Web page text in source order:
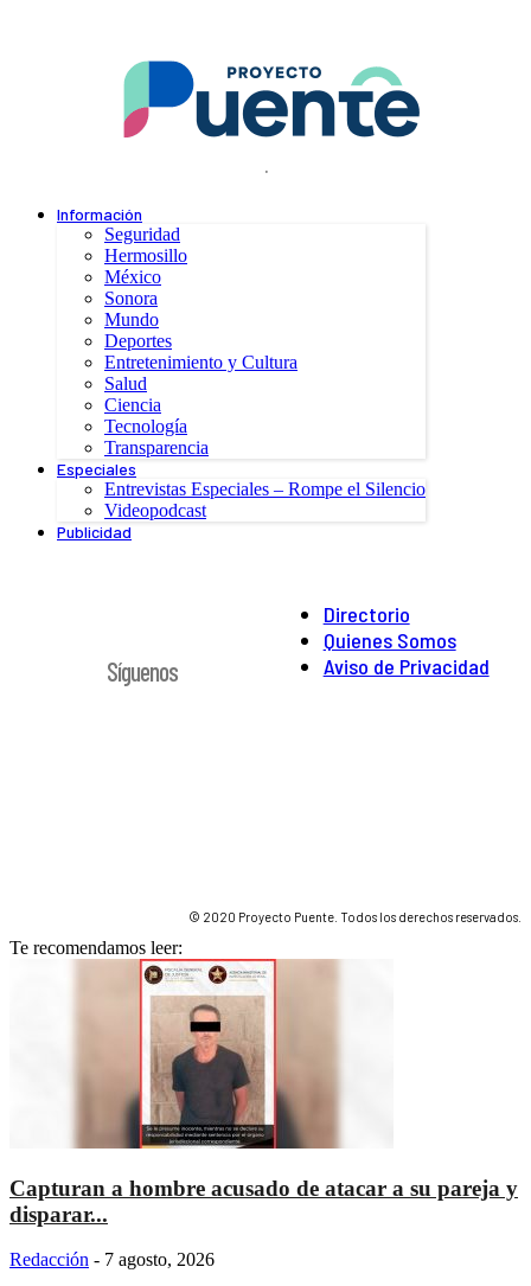
.
Información
Seguridad
Hermosillo
México
Sonora
Mundo
Deportes
Entretenimiento y Cultura
Salud
Ciencia
Tecnología
Transparencia
Especiales
Entrevistas Especiales – Rompe el Silencio
Videopodcast
Publicidad
Directorio
Quienes Somos
Aviso de Privacidad
Síguenos
© 2020 Proyecto Puente. Todos los derechos reservados.
Te recomendamos leer:
Capturan a hombre acusado de atacar a su pareja y
disparar...
Redacción - 7 agosto, 2026